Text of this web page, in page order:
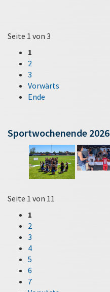
Seite 1 von 3
1
2
3
Vorwärts
Ende
Sportwochenende 2026
Seite 1 von 11
1
2
3
4
5
6
7